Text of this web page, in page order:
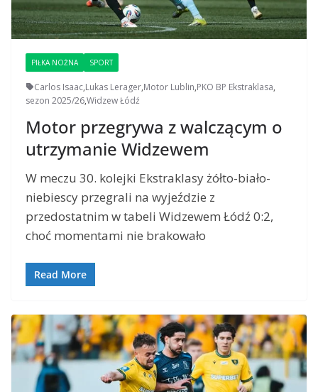
PIŁKA NOŻNA SPORT
Carlos Isaac,Lukas Lerager,Motor Lublin,PKO BP Ekstraklasa,
sezon 2025/26,Widzew Łódź
Motor przegrywa z walczącym o
utrzymanie Widzewem
W meczu 30. kolejki Ekstraklasy żółto-biało-
niebiescy przegrali na wyjeździe z
przedostatnim w tabeli Widzewem Łódź 0:2,
choć momentami nie brakowało
Read More